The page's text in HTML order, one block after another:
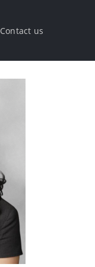
Contact us